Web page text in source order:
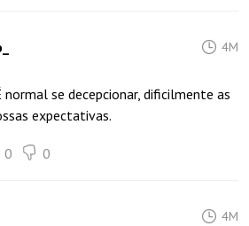
4M
normal se decepcionar, dificilmente as
expectativas.
0 0
4M